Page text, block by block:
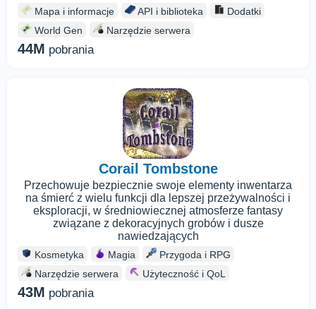
Mapa i informacje API i biblioteka
Dodatki
World Gen
Narzędzie serwera
44M pobrania
Corail Tombstone
Przechowuje bezpiecznie swoje elementy inwentarza
na śmierć z wielu funkcji dla lepszej przeżywalności i
eksploracji, w średniowiecznej atmosferze fantasy
związane z dekoracyjnych grobów i dusze
nawiedzających
Kosmetyka Magia
Przygoda i RPG
Narzędzie serwera
Użyteczność i QoL
43M pobrania